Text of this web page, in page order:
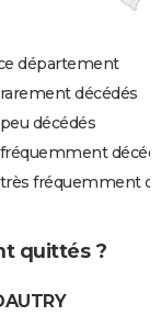
département
décédés
décédés
fréquemment
quittés ?